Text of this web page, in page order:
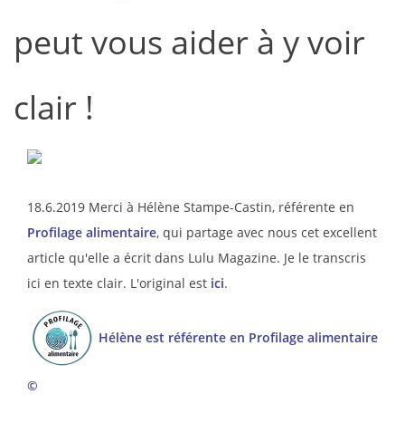
peut vous aider à y voir
clair !
18.6.2019 Merci à Hélène Stampe-Castin, référente en
Profilage alimentaire, qui partage avec nous cet excellent
article qu'elle a écrit dans Lulu Magazine. Je le transcris
ici en texte clair. L'original est ici.
Hélène est référente en Profilage alimentaire
©